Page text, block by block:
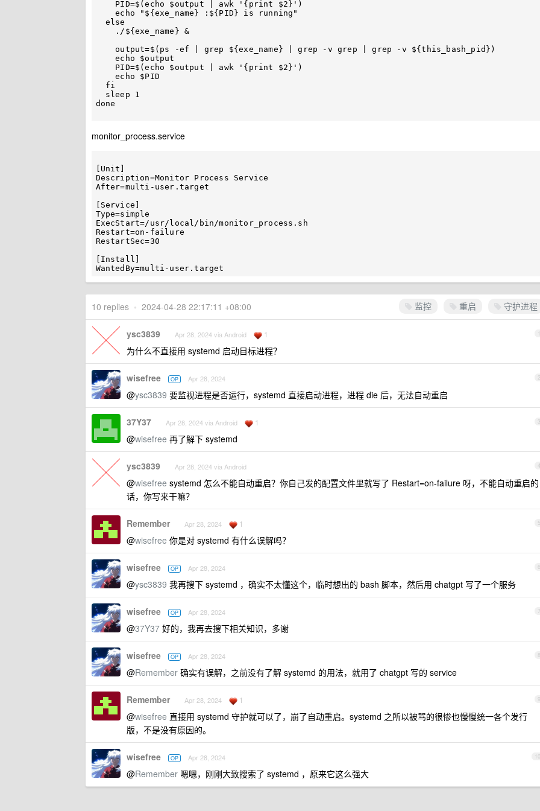
    echo "${exe_name} :${PID} is running"
    echo $output
    echo $PID
done
monitor_process.service
[Unit]
Description=Monitor Process Service
After=multi-user.target
[Service]
Type=simple
ExecStart=/usr/local/bin/monitor_process.sh
Restart=on-failure
RestartSec=30
[Install]
监控 重启 守护进程
10 replies • 2024-04-28 22:17:11 +08:00
1
ysc3839 Apr 28, 2024 via Android 1
为什么不直接用 systemd 启动目标进程？
2
wisefree OP Apr 28, 2024
@ysc3839 要监视进程是否运行，systemd 直接启动进程，进程 die 后，无法自动重启
3
37Y37 Apr 28, 2024 via Android 1
@wisefree 再了解下 systemd
4
ysc3839 Apr 28, 2024 via Android
@wisefree systemd 怎么不能自动重启？你自己发的配置文件里就写了 Restart=on-failure 呀，不能自动重启的
话，你写来干嘛？
5
Remember Apr 28, 2024 1
@wisefree 你是对 systemd 有什么误解吗？
6
wisefree OP Apr 28, 2024
@ysc3839 我再搜下 systemd ，确实不太懂这个，临时想出的 bash 脚本，然后用 chatgpt 写了一个服务
7
wisefree OP Apr 28, 2024
@37Y37 好的，我再去搜下相关知识，多谢
8
wisefree OP Apr 28, 2024
@Remember 确实有误解，之前没有了解 systemd 的用法，就用了 chatgpt 写的 service
9
Remember Apr 28, 2024 1
@wisefree 直接用 systemd 守护就可以了，崩了自动重启。systemd 之所以被骂的很惨也慢慢统一各个发行
版，不是没有原因的。
10
wisefree OP Apr 28, 2024
@Remember 嗯嗯，刚刚大致搜索了 systemd ，原来它这么强大